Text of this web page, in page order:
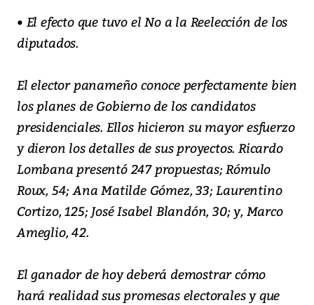
• El efecto que tuvo el No a la Reelección de los
diputados.
El elector panameño conoce perfectamente bien
los planes de Gobierno de los candidatos
presidenciales. Ellos hicieron su mayor esfuerzo
y dieron los detalles de sus proyectos. Ricardo
Lombana presentó 247 propuestas; Rómulo
Roux, 54; Ana Matilde Gómez, 33; Laurentino
Cortizo, 125; José Isabel Blandón, 30; y, Marco
Ameglio, 42.
El ganador de hoy deberá demostrar cómo
hará realidad sus promesas electorales y que